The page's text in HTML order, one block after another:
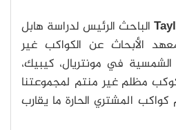
الباحث الرئيس لدراسة هابل
الأبحاث عن الكواكب غير
الشمسية في مونتريال، كيبيك،
مظلم غير منتم لمجموعتنا
المشتري الحارة ما يقارب